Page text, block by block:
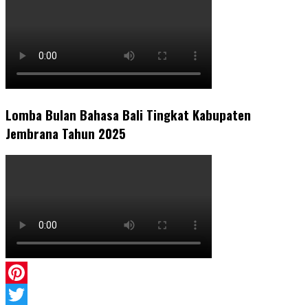
Lomba Bulan Bahasa Bali Tingkat Kabupaten
Jembrana Tahun 2025
Pinterest